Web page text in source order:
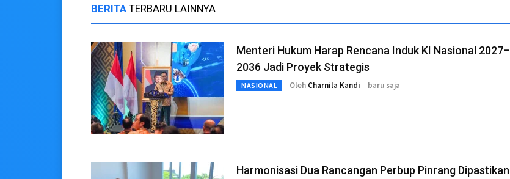
BERITA TERBARU LAINNYA
Menteri Hukum Harap Rencana Induk KI Nasional 2027–
2036 Jadi Proyek Strategis
NASIONAL Oleh Charnila Kandi baru saja
Harmonisasi Dua Rancangan Perbup Pinrang Dipastikan